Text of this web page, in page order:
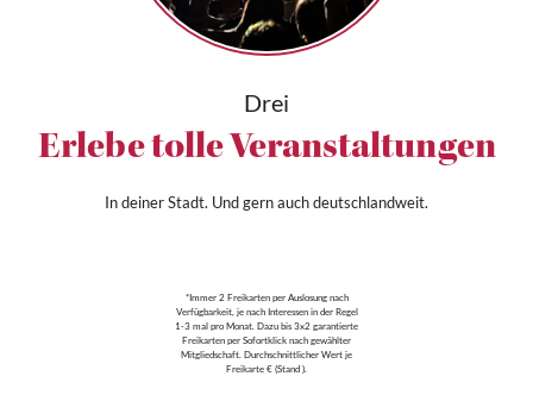
Drei
Erlebe tolle Veranstaltungen
In deiner Stadt. Und gern auch deutschlandweit.
*Immer 2 Freikarten per Auslosung nach
Verfügbarkeit, je nach Interessen in der Regel
1-3 mal pro Monat. Dazu bis 3x2 garantierte
Freikarten per Sofortklick nach gewählter
Mitgliedschaft. Durchschnittlicher Wert je
Freikarte € (Stand ).